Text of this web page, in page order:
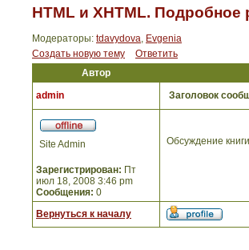
HTML и XHTML. Подробное
Модераторы: tdavydova, Evgenia
Создать новую тему
Ответить
Автор
admin
Заголовок
Site Admin
Зарегистрирован: Пт
июл 18, 2008 3:46 pm
Сообщения: 0
Обсуждение книги
Вернуться к началу